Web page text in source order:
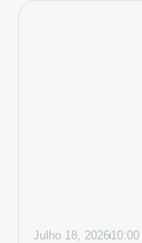
Julho 18, 202610:00